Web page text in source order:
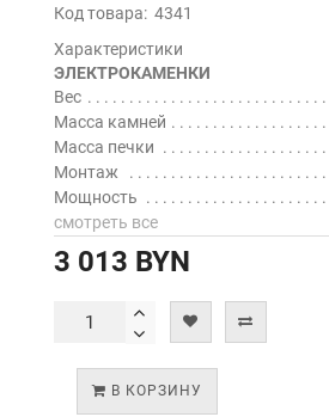
Код товара: 4341
Характеристики
ЭЛЕКТРОКАМЕНКИ
Вес
Масса камней
Масса печки
Монтаж
Мощность
смотреть все
3 013 BYN
В КОРЗИНУ